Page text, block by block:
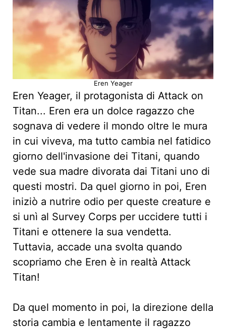
Eren Yeager
Eren Yeager, il protagonista di Attack on
Titan... Eren era un dolce ragazzo che
sognava di vedere il mondo oltre le mura
in cui viveva, ma tutto cambia nel fatidico
giorno dell'invasione dei Titani, quando
vede sua madre divorata dai Titani uno di
questi mostri. Da quel giorno in poi, Eren
iniziò a nutrire odio per queste creature e
si unì al Survey Corps per uccidere tutti i
Titani e ottenere la sua vendetta.
Tuttavia, accade una svolta quando
scopriamo che Eren è in realtà Attack
Titan!
Da quel momento in poi, la direzione della
storia cambia e lentamente il ragazzo